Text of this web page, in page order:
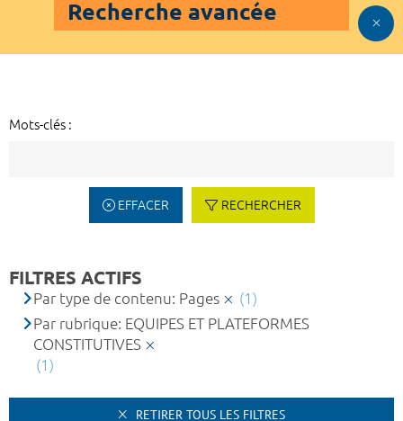
Recherche avancée
Mots-clés :
EFFACER RECHERCHER
FILTRES ACTIFS
Par type de contenu: Pages
(1)
Par rubrique: EQUIPES ET PLATEFORMES
CONSTITUTIVES
(1)
RETIRER TOUS LES FILTRES